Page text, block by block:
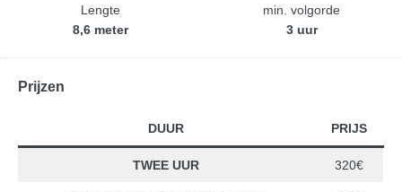
Lengte
8,6 meter
min. volgorde
3 uur
Prijzen
DUUR PRIJS
TWEE UUR 320€